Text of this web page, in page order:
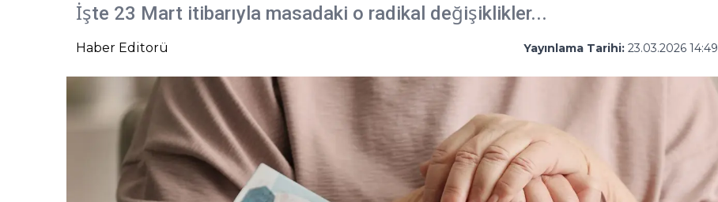
İşte 23 Mart itibarıyla masadaki o radikal değişiklikler...
Haber Editorü Yayınlama Tarihi: 23.03.2026 14:49